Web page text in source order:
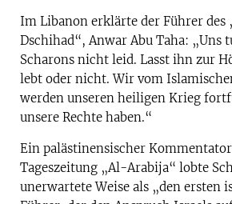
Im Libanon erklärte der Führer des
Dschihad“, Anwar Abu Taha: „Uns
Scharons nicht leid. Lasst ihn zur
lebt oder nicht. Wir vom
werden unseren heiligen Krieg
unsere Rechte haben.“
Ein palästinensischer
Tageszeitung „Al-Arabija“ lobte
unerwartete Weise als „den ersten